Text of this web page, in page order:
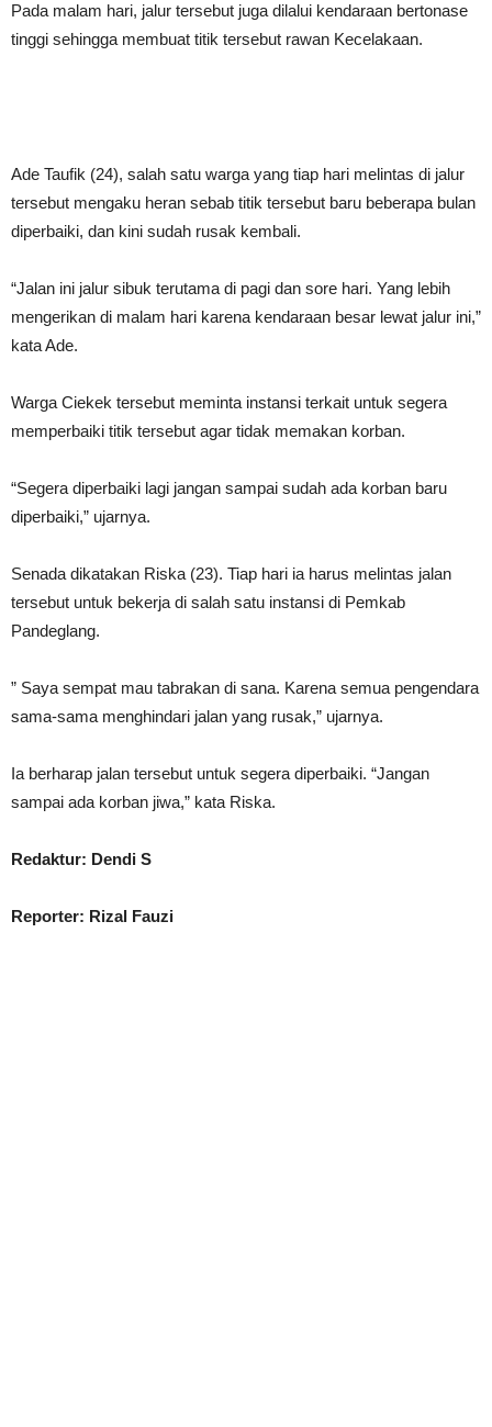
Pada malam hari, jalur tersebut juga dilalui kendaraan bertonase
tinggi sehingga membuat titik tersebut rawan Kecelakaan.
Ade Taufik (24), salah satu warga yang tiap hari melintas di jalur
tersebut mengaku heran sebab titik tersebut baru beberapa bulan
diperbaiki, dan kini sudah rusak kembali.
“Jalan ini jalur sibuk terutama di pagi dan sore hari. Yang lebih
mengerikan di malam hari karena kendaraan besar lewat jalur ini,”
kata Ade.
Warga Ciekek tersebut meminta instansi terkait untuk segera
memperbaiki titik tersebut agar tidak memakan korban.
“Segera diperbaiki lagi jangan sampai sudah ada korban baru
diperbaiki,” ujarnya.
Senada dikatakan Riska (23). Tiap hari ia harus melintas jalan
tersebut untuk bekerja di salah satu instansi di Pemkab
Pandeglang.
” Saya sempat mau tabrakan di sana. Karena semua pengendara
sama-sama menghindari jalan yang rusak,” ujarnya.
Ia berharap jalan tersebut untuk segera diperbaiki. “Jangan
sampai ada korban jiwa,” kata Riska.
Redaktur: Dendi S
Reporter: Rizal Fauzi